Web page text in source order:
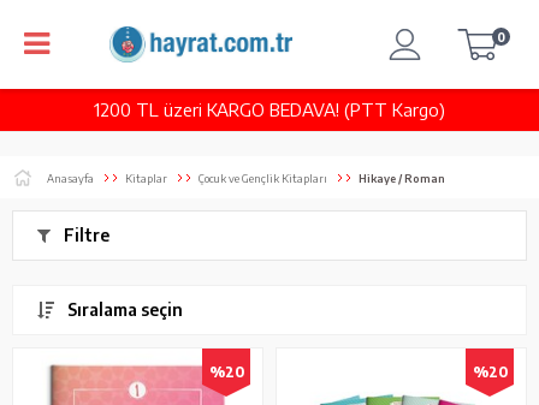
1200 TL üzeri KARGO BEDAVA! (PTT Kargo)
0
Anasayfa Kitaplar Çocuk ve Gençlik Kitapları Hikaye / Roman
Filtre
Sıralama seçin
%20 %20